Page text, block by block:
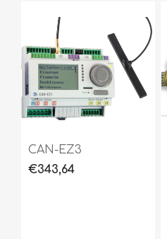
CAN-EZ3
€343,64